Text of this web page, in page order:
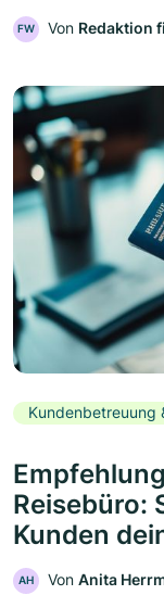
FW Von Redaktion
Kundenbetreuung
Reisebüro:
Kunden
AH Von Anita